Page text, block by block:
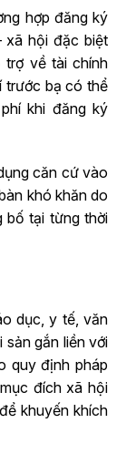
hợp đăng ký
xã hội đặc biệt
trợ về tài chính
trước bạ có thể
khi đăng ký
căn cứ vào
khó khăn do
bố tại từng thời
dục, y tế, văn
gắn liền với
quy định pháp
đích xã hội
khuyến khích